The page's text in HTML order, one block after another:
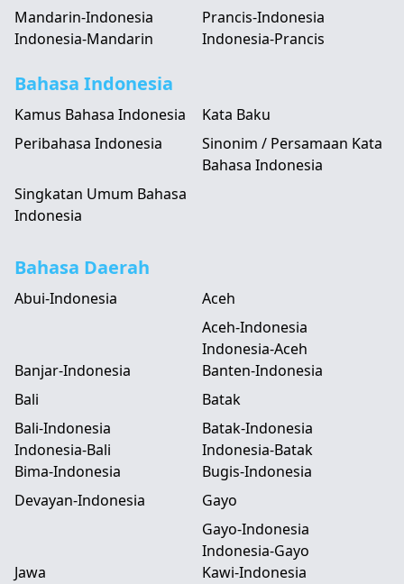
Mandarin-Indonesia
Indonesia-Mandarin
Prancis-Indonesia
Indonesia-Prancis
Bahasa Indonesia
Kamus Bahasa Indonesia
Kata Baku
Peribahasa Indonesia
Sinonim / Persamaan Kata
Bahasa Indonesia
Singkatan Umum Bahasa
Indonesia
Bahasa Daerah
Abui-Indonesia
Aceh
Aceh-Indonesia
Indonesia-Aceh
Banjar-Indonesia
Banten-Indonesia
Bali
Bali-Indonesia
Indonesia-Bali
Batak
Batak-Indonesia
Indonesia-Batak
Bima-Indonesia
Bugis-Indonesia
Devayan-Indonesia
Gayo
Gayo-Indonesia
Indonesia-Gayo
Jawa
Kawi-Indonesia